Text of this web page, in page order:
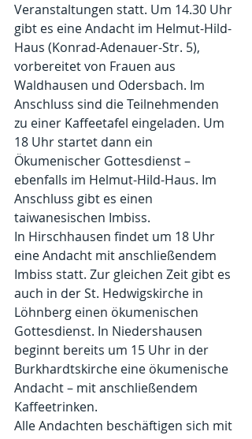
Veranstaltungen statt. Um 14.30 Uhr
gibt es eine Andacht im Helmut-Hild-
Haus (Konrad-Adenauer-Str. 5),
vorbereitet von Frauen aus
Waldhausen und Odersbach. Im
Anschluss sind die Teilnehmenden
zu einer Kaffeetafel eingeladen. Um
18 Uhr startet dann ein
Ökumenischer Gottesdienst –
ebenfalls im Helmut-Hild-Haus. Im
Anschluss gibt es einen
taiwanesischen Imbiss.
In Hirschhausen findet um 18 Uhr
eine Andacht mit anschließendem
Imbiss statt. Zur gleichen Zeit gibt es
auch in der St. Hedwigskirche in
Löhnberg einen ökumenischen
Gottesdienst. In Niedershausen
beginnt bereits um 15 Uhr in der
Burkhardtskirche eine ökumenische
Andacht – mit anschließendem
Kaffeetrinken.
Alle Andachten beschäftigen sich mit